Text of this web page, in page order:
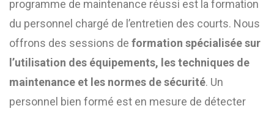
programme de maintenance réussi est la formation
du personnel chargé de l’entretien des courts. Nous
offrons des sessions de formation spécialisée sur
l’utilisation des équipements, les techniques de
maintenance et les normes de sécurité. Un
personnel bien formé est en mesure de détecter